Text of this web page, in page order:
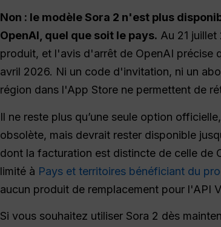
Non : le modèle Sora 2 n'est plus
OpenAI, quel que soit le pays. Au 21 juillet
produit, et l'avis d'arrêt de OpenAI précise
avril 2026. Ni un code d'invitation, ni un
région dans l'App Store ne permettent de
Il ne reste plus qu’une seule option
obsolète, mais devrait rester disponible
dont la facturation est distincte de celle de
limité à Pays et territoires bénéficiant du
aucun produit de remplacement pour l'API
Si vous souhaitez utiliser Sora 2 dès